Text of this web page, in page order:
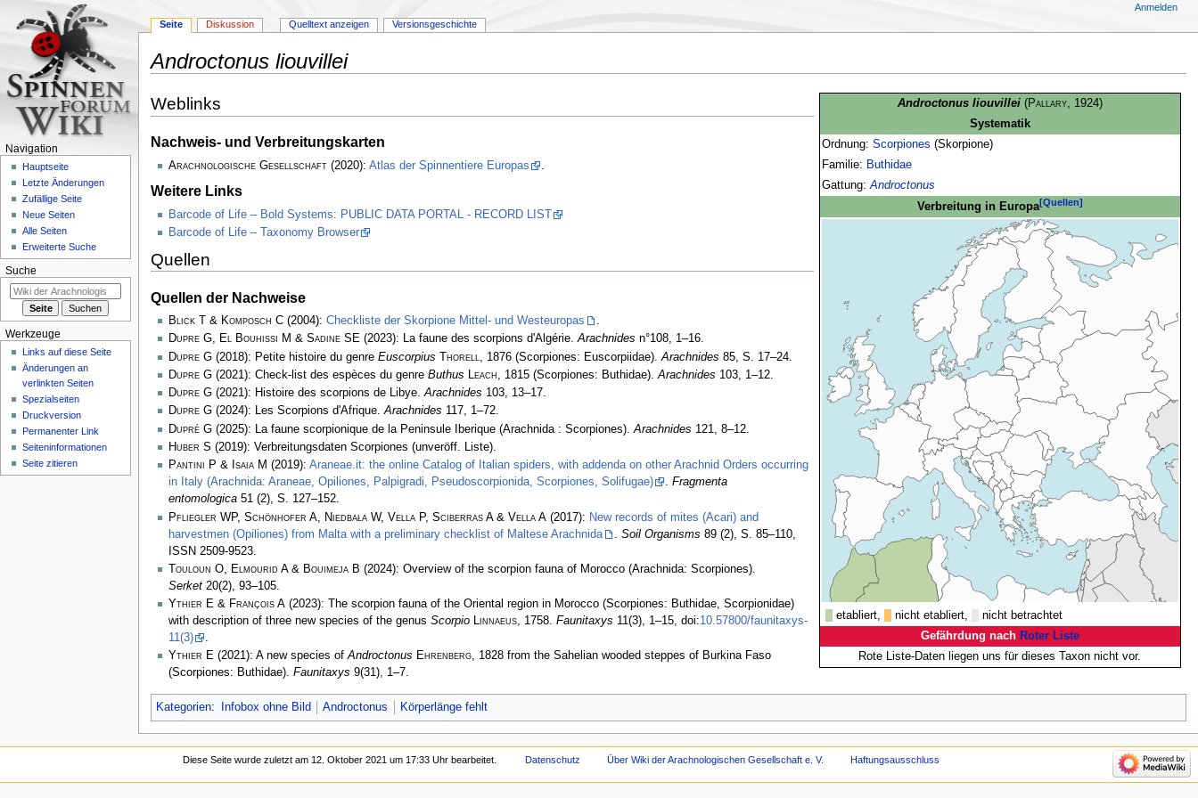
Androctonus liouvillei
Navigation
Suche
Androctonus liouvillei (Pallary, 1924)
Systematik
Ordnung: Scorpiones (Skorpione)
Familie: Buthidae
Gattung:Androctonus
Verbreitung in Europa[Quellen]
etabliert, nicht etabliert,
nicht betrachtet
Gefährdung nach Roter Liste
Rote Liste-Daten liegen uns für dieses Taxon nicht vor.
Weblinks
Nachweis- und Verbreitungskarten
Arachnologische Gesellschaft(2020): Atlas der Spinnentiere Europas
Weitere Links
Barcode of Life – Bold Systems: PUBLIC DATA PORTAL - RECORD LIST
Barcode of Life – Taxonomy Browser
Quellen
Quellen der Nachweise
Blick T & Komposch C(2004): Checkliste der Skorpione Mittel- und Westeuropas
.
Dupre G, El Bouhissi M & Sadine SE(2023): La faune des scorpions d'Algérie.Arachnides n°108, 1–16.
Dupre G(2018): Petite histoire du genre Euscorpius Thorell , 1876 (Scorpiones: Euscorpiidae). Arachnides 85, S. 17–24.
Dupre G(2021): Check-list des espèces du genre Buthus Leach, 1815 (Scorpiones: Buthidae).Arachnides 103, 1­–12.
Dupre G(2021): Histoire des scorpions de Libye.Arachnides 103, 13–17.
Dupre G(2024): Les Scorpions d'Afrique.Arachnides 117, 1–72.
Dupré G(2025): La faune scorpionique de la Peninsule Iberique (Arachnida : Scorpiones). Arachnides 121, 8–12.
Huber S (2019): Verbreitungsdaten Scorpiones (unveröff. Liste).
Pantini P & Isaia M (2019): Araneae.it: the online Catalog of Italian spiders, with addenda on other Arachnid Orders occurring
in Italy (Arachnida: Araneae, Opiliones, Palpigradi, Pseudoscorpionida, Scorpiones, Solifugae)
. Fragmenta
entomologica51 (2), S. 127–152.
Pfliegler WP, Schönhofer A, Niedbała W, Vella P, Sciberras A & Vella A(2017): New records of mites (Acari) and
harvestmen (Opiliones) from Malta with a preliminary checklist of Maltese Arachnida
Soil Organisms 89 (2), S. 85–110,
ISSN 2509-9523.
Touloun O, Elmourid A & Bouimeja B (2024): Overview of the scorpion fauna of Morocco (Arachnida: Scorpiones).
Serket20(2), 93–105.
Ythier E & François A(2023): The scorpion fauna of the Oriental region in Morocco (Scorpiones: Buthidae, Scorpionidae)
with description of three new species of the genus Scorpio Linnaeus, 1758. Faunitaxys 11(3), 1–15, doi:10.57800/faunitaxys-
11(3)
.
Ythier E(2021): A new species ofAndroctonus Ehrenberg, 1828 from the Sahelian wooded steppes of Burkina Faso
(Scorpiones: Buthidae). Faunitaxys 9(31), 1–7.
Kategorien: Infobox ohne Bild Androctonus Körperlänge fehlt
Seite Diskussion Quelltext anzeigen Versionsgeschichte
Anmelden
Navigation
Hauptseite
Letzte Änderungen
Zufällige Seite
Neue Seiten
Alle Seiten
Erweiterte Suche
Suche
Werkzeuge
Links auf diese Seite
Änderungen an
verlinkten Seiten
Spezialseiten
Druckversion
Permanenter Link
Seiten­­informationen
Seite zitieren
Diese Seite wurde zuletzt am 12. Oktober 2021 um 17:33 Uhr bearbeitet. Datenschutz Über Wiki der Arachnologischen Gesellschaft e. V. Haftungsausschluss